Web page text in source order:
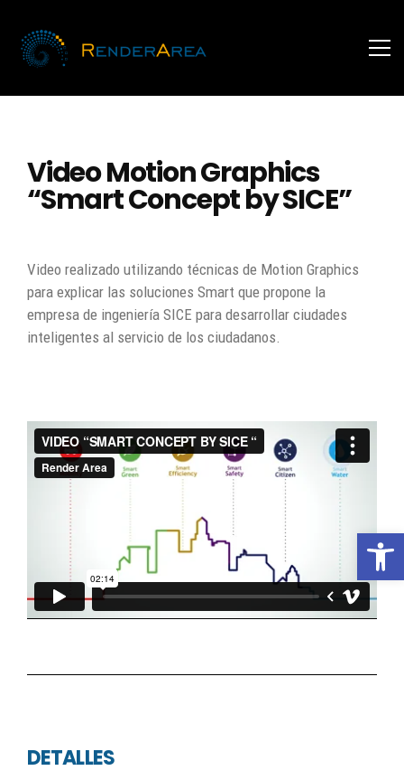
Abrir
Video Motion Graphics
“Smart Concept by SICE”
Video realizado utilizando técnicas de Motion Graphics
para explicar las soluciones Smart que propone la
empresa de ingeniería SICE para desarrollar ciudades
inteligentes al servicio de los ciudadanos.
DETALLES